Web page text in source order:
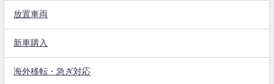
放置車両
新車購入
海外移転・急ぎ対応